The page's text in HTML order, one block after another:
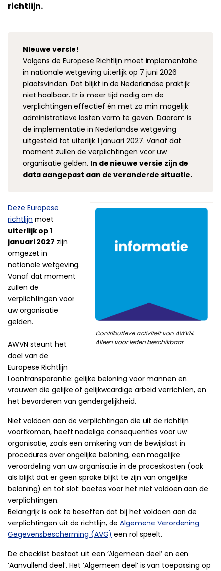
richtlijn.
Nieuwe versie!
Volgens de Europese Richtlijn moet implementatie
in nationale wetgeving uiterlijk op 7 juni 2026
plaatsvinden. Dat blijkt in de Nederlandse praktijk
niet haalbaar. Er is meer tijd nodig om de
verplichtingen effectief én met zo min mogelijk
administratieve lasten vorm te geven. Daarom is
de implementatie in Nederlandse wetgeving
uitgesteld tot uiterlijk 1 januari 2027. Vanaf dat
moment zullen de verplichtingen voor uw
organisatie gelden. In de nieuwe versie zijn de
data aangepast aan de veranderde situatie.
Contributieve activiteit van AWVN.
Alleen voor leden beschikbaar.
Deze Europese
richtlijn moet
uiterlijk op 1
januari 2027 zijn
omgezet in
nationale wetgeving.
Vanaf dat moment
zullen de
verplichtingen voor
uw organisatie
gelden.
AWVN steunt het
doel van de
Europese Richtlijn
Loontransparantie: gelijke beloning voor mannen en
vrouwen die gelijke of gelijkwaardige arbeid verrichten, en
het bevorderen van gendergelijkheid.
Niet voldoen aan de verplichtingen die uit de richtlijn
voortkomen, heeft nadelige consequenties voor uw
organisatie, zoals een omkering van de bewijslast in
procedures over ongelijke beloning, een mogelijke
veroordeling van uw organisatie in de proceskosten (ook
als blijkt dat er geen sprake blijkt te zijn van ongelijke
beloning) en tot slot: boetes voor het niet voldoen aan de
verplichtingen.
Belangrijk is ook te beseffen dat bij het voldoen aan de
verplichtingen uit de richtlijn, de Algemene Verordening
Gegevensbescherming (AVG) een rol speelt.
De checklist bestaat uit een ‘Algemeen deel’ en een
‘Aanvullend deel’. Het ‘Algemeen deel’ is van toepassing op